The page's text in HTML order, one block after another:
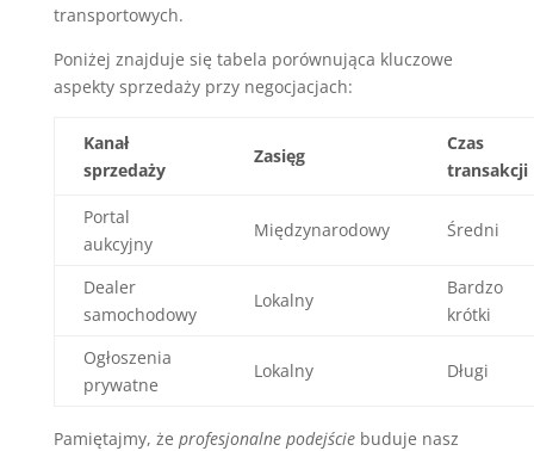
transportowych.
Poniżej znajduje się tabela porównująca kluczowe
aspekty sprzedaży przy negocjacjach:
Kanał
sprzedaży
Zasięg
Czas
transakcji
Portal
aukcyjny
Międzynarodowy Średni
Dealer
samochodowy
Lokalny
Bardzo
krótki
Ogłoszenia
prywatne
Lokalny Długi
Pamiętajmy, że profesjonalne podejściebuduje nasz